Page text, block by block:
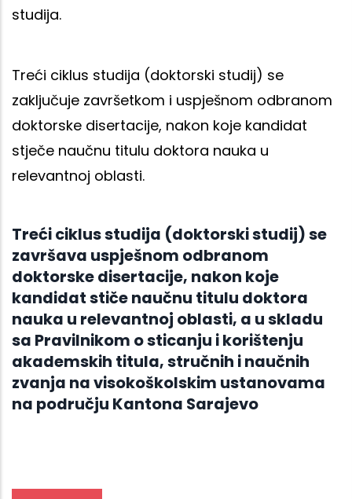
studija.
Treći ciklus studija (doktorski studij) se
zaključuje završetkom i uspješnom odbranom
doktorske disertacije, nakon koje kandidat
stječe naučnu titulu doktora nauka u
relevantnoj oblasti.
Treći ciklus studija (doktorski studij) se
završava uspješnom odbranom
doktorske disertacije, nakon koje
kandidat stiče naučnu titulu doktora
nauka u relevantnoj oblasti, a u skladu
sa Pravilnikom o sticanju i korištenju
akademskih titula, stručnih i naučnih
zvanja na visokoškolskim ustanovama
na području Kantona Sarajevo